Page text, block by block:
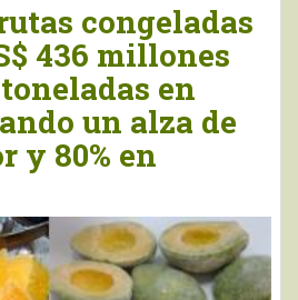
congeladas
436 millones
en
un alza de
y 80% en